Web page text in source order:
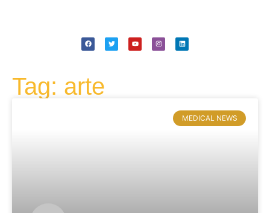
Tag: arte
MEDICAL NEWS